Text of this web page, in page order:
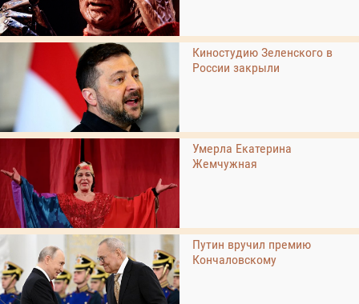
Киностудию Зеленского в
России закрыли
Умерла Екатерина
Жемчужная
Путин вручил премию
Кончаловскому